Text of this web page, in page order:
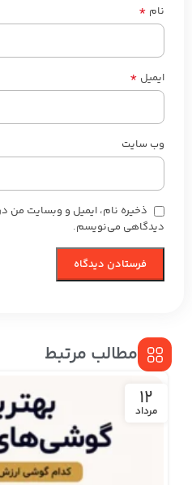
نام *
ایمیل *
وب‌ سایت
ذخیره نام، ایمیل و وبسایت من
دیدگاهی می‌نویسم.
مطالب مرتبط
12
مرداد